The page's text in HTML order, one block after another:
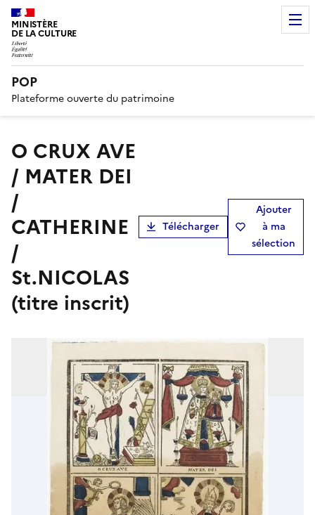
MINISTÈRE
DE LA CULTURE
POP
Plateforme ouverte du patrimoine
O CRUX AVE
/ MATER DEI
/
CATHERINE
/
St.NICOLAS
(titre inscrit)
Télécharger
Ajouter
à ma
sélection